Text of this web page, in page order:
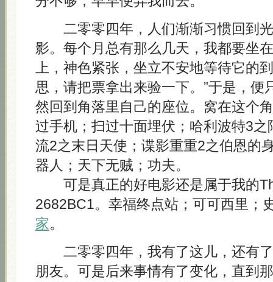
二零零四年，人们渐渐习惯回到光
影。每个月总有那么几天，我都要坐
上，神色紧张，坐立不安地等待它的
思，请把票拿出来验一下。”于是，便
然回到角落里自己的座位。窝在这个
过手机；扫过十面埋伏；哈利波特3
流2之末日天使；谍影重重2之伯恩的
器人；天下无贼；功夫。
可是真正的好电影还是属于我的
2682BC1。幸福终点站；可可西里；
家。
二零零四年，我有了这儿，还有了
朋友。可是后来事情有了变化，直到